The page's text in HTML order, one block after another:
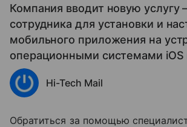
Компания вводит новую услугу
сотрудника для установки и
мобильного приложения на
операционными системами iOS
Hi-Tech Mail
Обратиться за помощью